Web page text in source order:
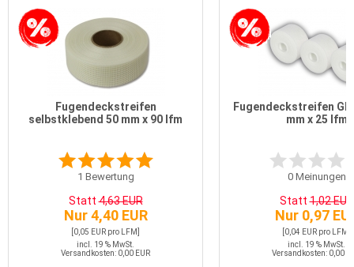
Fugendeckstreifen
selbstklebend 50 mm x 90 lfm
1 Bewertung
Statt4,63 EUR
Nur 4,40 EUR
[0,05 EUR pro LFM]
incl. 19 % MwSt.
Versandkosten: 0,00 EUR
Fugendeckstreifen
mm x 25 lfm
0Meinungen
Statt1,02 EUR
Nur 0,97
[0,04 EUR pro LFM]
incl. 19 % MwSt.
Versandkosten: 0,00